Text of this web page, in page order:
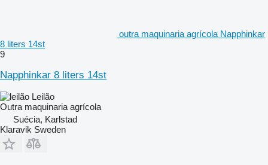
outra maquinaria agrícola Napphinkar
8 liters 14st
9
Napphinkar 8 liters 14st
Leilão
Outra maquinaria agrícola
Suécia, Karlstad
Klaravik Sweden